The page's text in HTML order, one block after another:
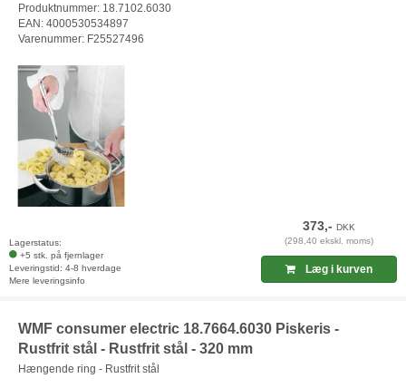
Produktnummer: 18.7102.6030
EAN: 4000530534897
Varenummer: F25527496
Lagerstatus:
+5 stk. på fjernlager
Leveringstid: 4-8 hverdage
Mere leveringsinfo
373,-DKK
(298,40 ekskl. moms)
Læg i kurven
WMF consumer electric 18.7664.6030 Piskeris -
Rustfrit stål - Rustfrit stål - 320 mm
Hængende ring - Rustfrit stål